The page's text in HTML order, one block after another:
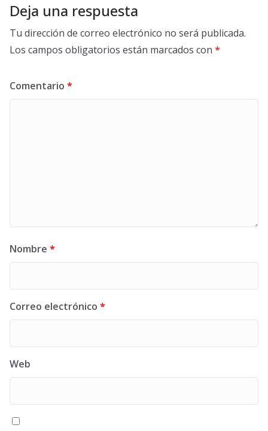
Deja una respuesta
Tu dirección de correo electrónico no será publicada.
Los campos obligatorios están marcados con *
Comentario *
Nombre *
Correo electrónico *
Web